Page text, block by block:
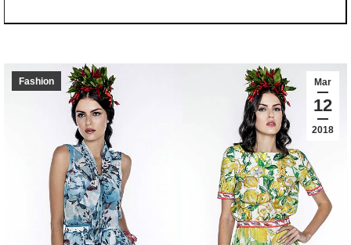
Mar
12
2018
Fashion